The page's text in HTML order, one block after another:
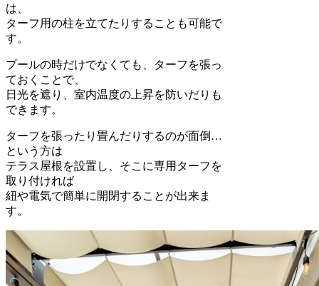
は、
ターフ用の柱を立てたりすることも可能で
す。
プールの時だけでなくても、ターフを張っ
ておくことで、
日光を遮り、室内温度の上昇を防いだりも
できます。
ターフを張ったり畳んだりするのが面倒…
という方は
テラス屋根を設置し、そこに専用ターフを
取り付ければ
紐や電気で簡単に開閉することが出来ま
す。